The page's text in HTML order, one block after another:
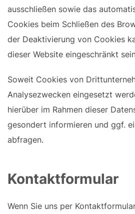
ausschließen sowie das
Cookies beim Schließen des
der Deaktivierung von Cookies
dieser Website eingeschränkt
Soweit Cookies von
Analysezwecken eingesetzt
hierüber im Rahmen dieser
gesondert informieren und ggf.
abfragen.
Kontaktformular
Wenn Sie uns per